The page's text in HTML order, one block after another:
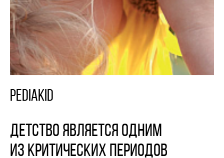
Pediakid
ДЕТСТВО ЯВЛЯЕТСЯ ОДНИМ
ИЗ КРИТИЧЕСКИХ ПЕРИОДОВ